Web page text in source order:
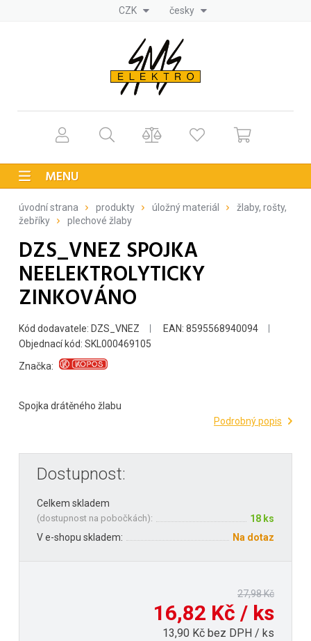
CZK česky
MENU
úvodní strana produkty úložný materiál
žlaby, rošty,
žebříky
plechové žlaby
DZS_VNEZ SPOJKA
NEELEKTROLYTICKY
ZINKOVÁNO
Kód dodavatele: DZS_VNEZ
EAN: 8595568940094
Objednací kód: SKL000469105
Značka:
Spojka drátěného žlabu
Podrobný popis
Dostupnost:
Celkem skladem
(dostupnost na pobočkách):
18 ks
V e-shopu skladem:
Na dotaz
27,98 Kč
16,82 Kč / ks
13,90 Kč bez DPH / ks